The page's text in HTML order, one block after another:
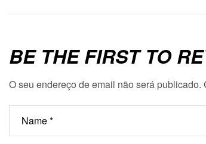
BE THE FIRST TO
O seu endereço de email não será publicado.